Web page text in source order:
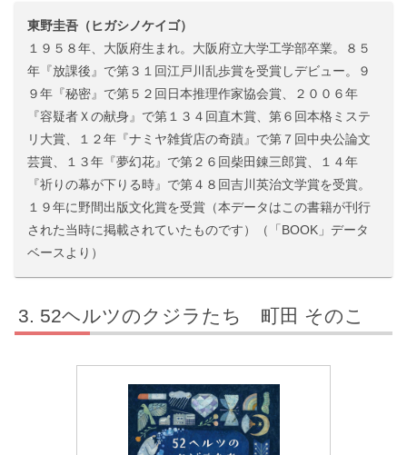
東野圭吾（ヒガシノケイゴ）
１９５８年、大阪府生まれ。大阪府立大学工学部卒業。８５
年『放課後』で第３１回江戸川乱歩賞を受賞しデビュー。９
９年『秘密』で第５２回日本推理作家協会賞、２００６年
『容疑者Ｘの献身』で第１３４回直木賞、第６回本格ミステ
リ大賞、１２年『ナミヤ雑貨店の奇蹟』で第７回中央公論文
芸賞、１３年『夢幻花』で第２６回柴田錬三郎賞、１４年
『祈りの幕が下りる時』で第４８回吉川英治文学賞を受賞。
１９年に野間出版文化賞を受賞（本データはこの書籍が刊行
された当時に掲載されていたものです）（「BOOK」データ
ベースより）
52ヘルツのクジラたち 町田 そのこ